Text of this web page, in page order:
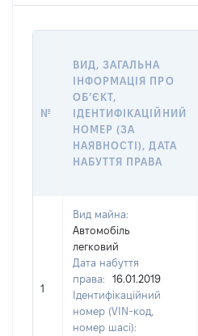
№
ВИД, ЗАГАЛЬНА
ІНФОРМАЦІЯ ПРО
ОБʼЄКТ,
ІДЕНТИФІКАЦІЙНИЙ
НОМЕР (ЗА
НАЯВНОСТІ), ДАТА
НАБУТТЯ ПРАВА
1
Вид майна:
Автомобіль
легковий
Дата набуття
права:
16.01.2019
Ідентифікаційний
номер (VIN-код,
номер шасі):